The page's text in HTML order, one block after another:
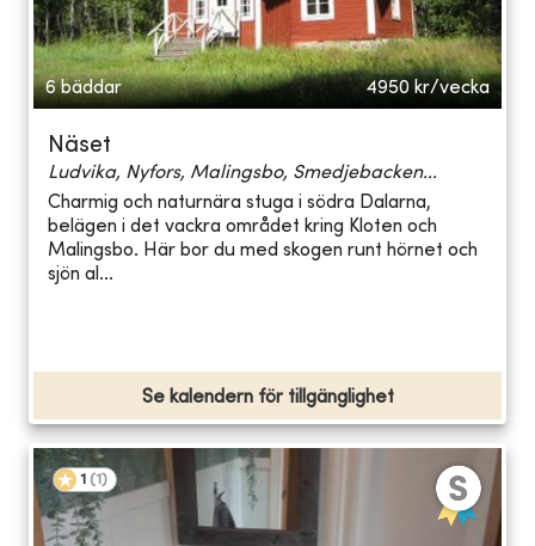
6 bäddar 4950 kr/vecka
Näset
Ludvika, Nyfors, Malingsbo, Smedjebacken...
Charmig och naturnära stuga i södra Dalarna,
belägen i det vackra området kring Kloten och
Malingsbo. Här bor du med skogen runt hörnet och
sjön al...
Se kalendern för tillgänglighet
1 (1 )